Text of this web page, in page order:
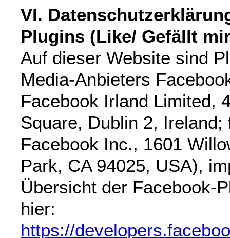
VI.
Plugins (Like/ Gefällt
Auf dieser Website sind
Media-Anbieters
Facebook Irland Limited,
Square, Dublin 2, Ireland;
Facebook Inc., 1601
Park, CA 94025, USA),
Übersicht der Facebook-
hier:
https://